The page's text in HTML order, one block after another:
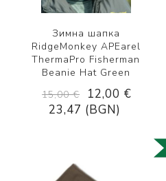
Зимна шапка
RidgeMonkey APEarel
ThermaPro Fisherman
Beanie Hat Green
15,00 €
12,00 €
23,47 (BGN)